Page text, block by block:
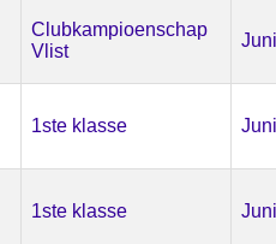
Clubkampioenschap
Vlist
1ste klasse
1ste klasse